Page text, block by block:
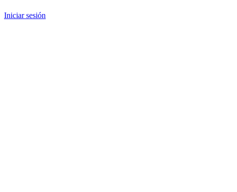
Iniciar sesión